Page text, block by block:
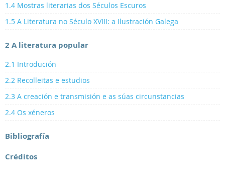
1.4 Mostras literarias dos Séculos Escuros
1.5 A Literatura no Século XVIII: a Ilustración Galega
2 A literatura popular
2.1 Introdución
2.2 Recolleitas e estudios
2.3 A creación e transmisión e as súas circunstancias
2.4 Os xéneros
Bibliografía
Créditos